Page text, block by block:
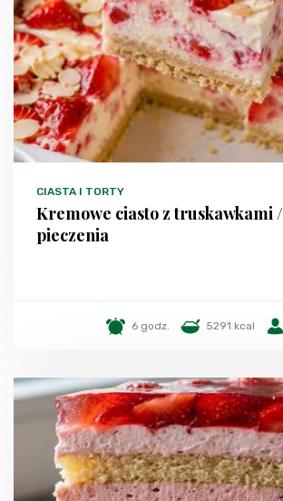
CIASTA I TORTY
Kremowe ciasto z truskawkami
pieczenia
6 godz. 5291 kcal